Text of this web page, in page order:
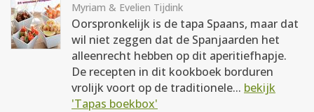
Myriam & Evelien Tijdink
Oorspronkelijk is de tapa Spaans, maar dat
wil niet zeggen dat de Spanjaarden het
alleenrecht hebben op dit aperitiefhapje.
De recepten in dit kookboek borduren
vrolijk voort op de traditionele... bekijk
'Tapas boekbox'